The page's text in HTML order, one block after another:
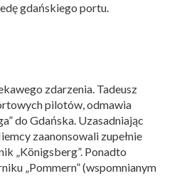
gdańskiego portu.
zdarzenia. Tadeusz
pilotów, odmawia
do Gdańska. Uzasadniając
zaanonsowali zupełnie
„Königsberg”. Ponadto
„Pommern” (wspomnianym